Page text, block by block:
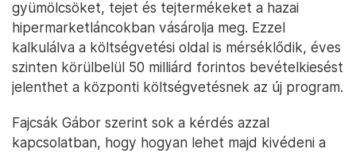
gyümölcsöket, tejet és tejtermékeket a hazai
hipermarketláncokban vásárolja meg. Ezzel
kalkulálva a költségvetési oldal is mérséklődik, éves
szinten körülbelül 50 milliárd forintos bevételkiesést
jelenthet a központi költségvetésnek az új program.
Fajcsák Gábor szerint sok a kérdés azzal
kapcsolatban, hogy hogyan lehet majd kivédeni a